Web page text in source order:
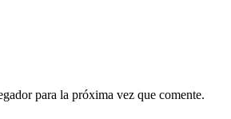
para la próxima vez que comente.